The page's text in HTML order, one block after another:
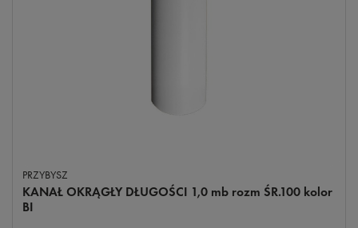
PRZYBYSZ
KANAŁ OKRĄGŁY DŁUGOŚCI 1,0 mb rozm ŚR.100 kolor
BI